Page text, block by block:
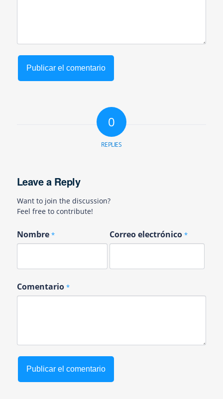
0
REPLIES
Leave a Reply
Want to join the discussion?
Feel free to contribute!
Nombre * Correo electrónico*
Comentario *